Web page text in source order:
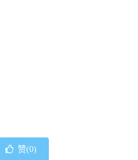
赞(0)